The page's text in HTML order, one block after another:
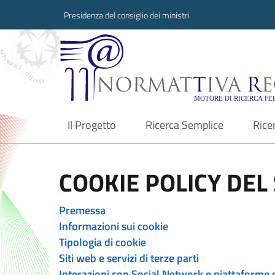
Presidenza del consiglio dei ministri
Normattiva
Il Progetto
current Ricerca Semplice
COOKIE POLICY
Premessa
Informazioni sui cookie
Tipologia di cookie
Siti web e servizi di terze parti